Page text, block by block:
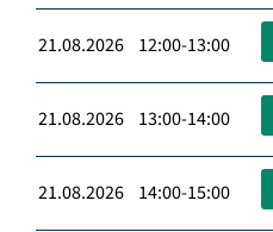
21.08.2026 12:00-13:00
21.08.2026 13:00-14:00
21.08.2026 14:00-15:00